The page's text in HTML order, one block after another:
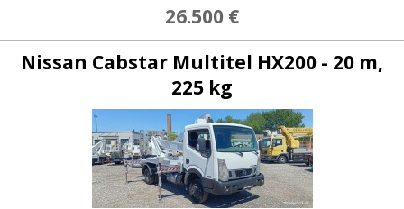
26.500 €
Nissan Cabstar Multitel HX200 - 20 m,
225 kg